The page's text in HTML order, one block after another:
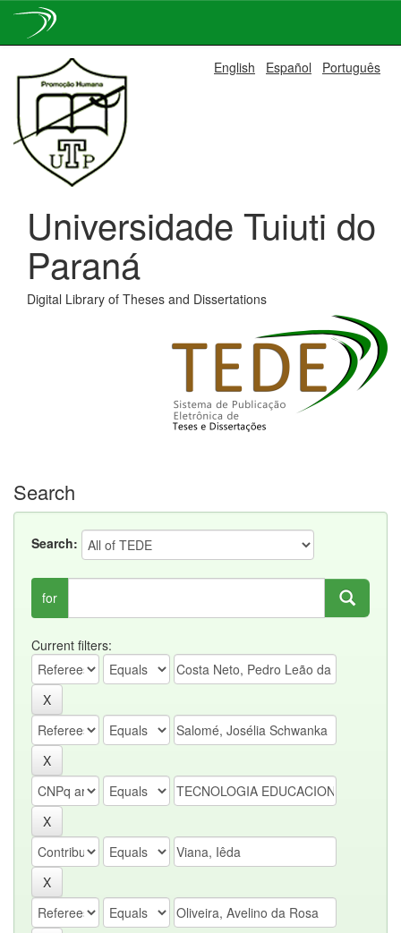
navigation
English Español Português
Universidade Tuiuti do
Paraná
Digital Library of Theses and Dissertations
Search
Search:
for
Current filters: